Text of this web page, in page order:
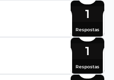
1
Respostas
1
Respostas